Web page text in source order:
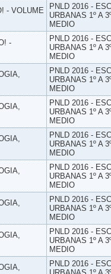
- VOLUME
PNLD 2016 -
URBANAS 1º A
MEDIO
-
PNLD 2016 -
URBANAS 1º A
MEDIO
PNLD 2016 -
URBANAS 1º A
MEDIO
PNLD 2016 -
URBANAS 1º A
MEDIO
PNLD 2016 -
URBANAS 1º A
MEDIO
PNLD 2016 -
URBANAS 1º A
MEDIO
PNLD 2016 -
URBANAS 1º A
MEDIO
PNLD 2016 -
URBANAS 1º A
MEDIO
PNLD 2016 -